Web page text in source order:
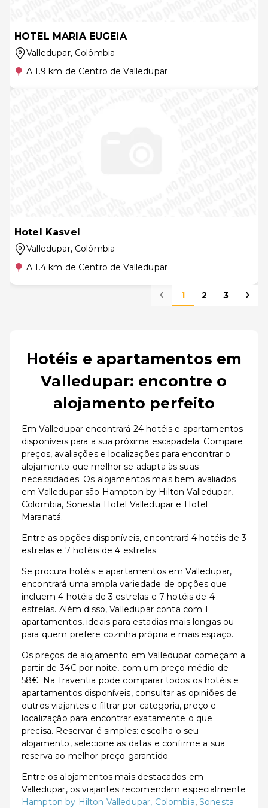
HOTEL MARIA EUGEIA
Valledupar, Colômbia
A 1.9 km de Centro de Valledupar
Hotel Kasvel
Valledupar, Colômbia
A 1.4 km de Centro de Valledupar
1 2 3
Hotéis e apartamentos em
Valledupar: encontre o
alojamento perfeito
Em Valledupar encontrará 24 hotéis e apartamentos
disponíveis para a sua próxima escapadela. Compare
preços, avaliações e localizações para encontrar o
alojamento que melhor se adapta às suas
necessidades. Os alojamentos mais bem avaliados
em Valledupar são Hampton by Hilton Valledupar,
Colombia, Sonesta Hotel Valledupar e Hotel
Maranatá.
Entre as opções disponíveis, encontrará 4 hotéis de 3
estrelas e 7 hotéis de 4 estrelas.
Se procura hotéis e apartamentos em Valledupar,
encontrará uma ampla variedade de opções que
incluem 4 hotéis de 3 estrelas e 7 hotéis de 4
estrelas. Além disso, Valledupar conta com 1
apartamentos, ideais para estadias mais longas ou
para quem prefere cozinha própria e mais espaço.
Os preços de alojamento em Valledupar começam a
partir de 34€ por noite, com um preço médio de
58€. Na Traventia pode comparar todos os hotéis e
apartamentos disponíveis, consultar as opiniões de
outros viajantes e filtrar por categoria, preço e
localização para encontrar exatamente o que
precisa. Reservar é simples: escolha o seu
alojamento, selecione as datas e confirme a sua
reserva ao melhor preço garantido.
Entre os alojamentos mais destacados em
Valledupar, os viajantes recomendam especialmente
Hampton by Hilton Valledupar, Colombia,Sonesta